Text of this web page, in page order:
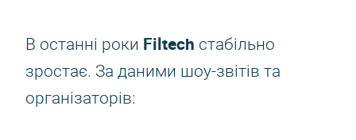
В останні роки Filtech стабільно
зростає. За даними шоу-звітів та
організаторів: